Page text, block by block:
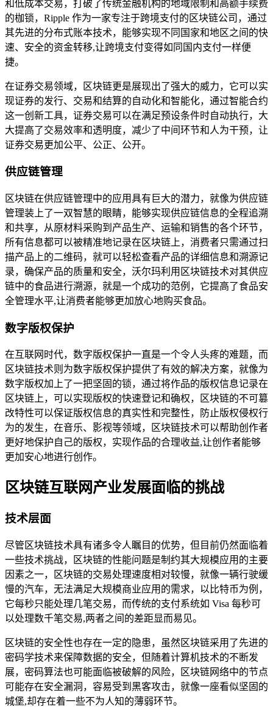
和低成本交易，打破了传统金融机构的地域限制和高额手续费
的枷锁，Ripple 作为一家专注于跨境支付的区块链公司，通过
其先进的分布式账本技术，能够实现不同国家和地区之间的快
速、安全的资金转移,让跨境支付变得如同国内支付一样便
捷。
在证券交易领域，区块链更是展现出了强大的威力，它可以实
现证券的发行、交易和结算的自动化和智能化，通过智能合约
这一创新工具，证券交易可以在满足预设条件时自动执行，大
大提高了交易效率和透明度，减少了中间环节和人为干预，让
证券交易更加公平、公正、公开。
供应链管理
区块链在供应链管理中的应用具有巨大的潜力，就像为供应链
管理装上了一双智慧的眼睛，能够实现供应链信息的全程追溯
和共享，从原材料采购到产品生产、运输和销售的各个环节，
所有信息都可以被精准地记录在区块链上，消费者只需通过扫
描产品上的二维码，就可以轻松查看产品的详细信息和溯源记
录，确保产品的质量和安全，沃尔玛利用区块链技术对其供应
链中的食品进行溯源，就是一个成功的范例，它提高了食品安
全管理水平,让消费者能够更加放心地购买食品。
数字版权保护
在互联网时代，数字版权保护一直是一个令人头疼的难题，而
区块链技术则为数字版权保护提供了有效的解决方案，就像为
数字版权加上了一把坚固的锁，通过将作品的版权信息记录在
区块链上，可以实现版权的快速登记和确权，区块链的不可篡
改特性可以保证版权信息的真实性和完整性，防止版权侵权行
为的发生，在音乐、影视等领域，区块链技术可以帮助创作者
更好地保护自己的版权，实现作品的合理收益,让创作者能够
更加安心地进行创作。
区块链互联网产业发展面临的挑战
技术层面
尽管区块链技术具有诸多令人瞩目的优势，但目前仍然面临着
一些技术挑战，区块链的性能问题是制约其大规模应用的主要
因素之一，区块链的交易处理速度相对较慢，就像一辆行驶缓
慢的汽车，无法满足大规模商业应用的需求，以比特币为例，
它每秒只能处理几笔交易，而传统的支付系统如 Visa 每秒可
以处理数千笔交易,两者之间的差距显而易见。
区块链的安全性也存在一定的隐患，虽然区块链采用了先进的
密码学技术来保障数据的安全，但随着计算机技术的不断发
展，密码算法也可能面临被破解的风险，区块链网络中的节点
可能存在安全漏洞，容易受到黑客攻击，就像一座看似坚固的
城堡,却存在着一些不为人知的薄弱环节。